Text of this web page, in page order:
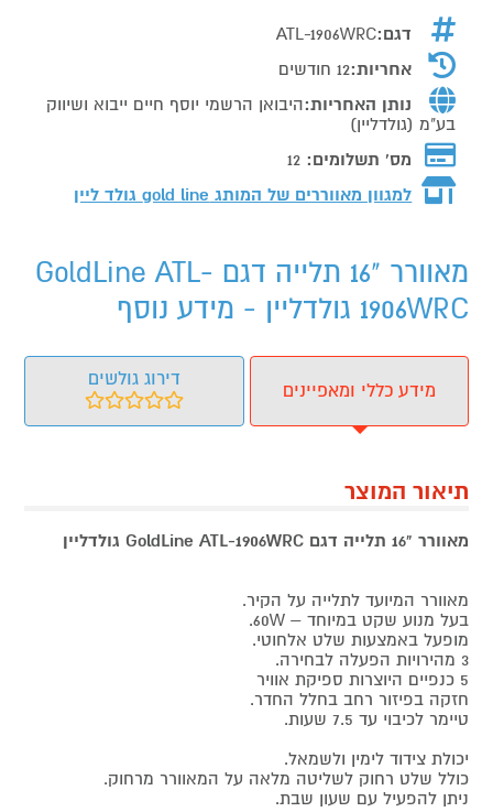
דגם:ATL-1906WRC
אחריות:12 חודשים
נותן האחריות:היבואן הרשמי יוסף חיים ייבוא ושיווק
בע"מ (גולדליין)
מס' תשלומים: 12
למגוון מאווררים של המותג gold line גולד ליין
מאוורר "16 תלייה דגם GoldLine ATL-
1906WRC גולדליין - מידע נוסף
מידע כללי ומאפיינים
דירוג גולשים
תיאור המוצר
מאוורר "16 תלייה דגם GoldLine ATL-1906WRC גולדליין
מאוורר המיועד לתלייה על הקיר.
בעל מנוע שקט במיוחד – 60W.
מופעל באמצעות שלט אלחוטי.
3 מהירויות הפעלה לבחירה.
5 כנפיים היוצרות ספיקת אוויר
חזקה בפיזור רחב בחלל החדר.
טיימר לכיבוי עד 7.5 שעות.
יכולת צידוד לימין ולשמאל.
כולל שלט רחוק לשליטה מלאה על המאוורר מרחוק.
ניתן להפעיל עם שעון שבת.